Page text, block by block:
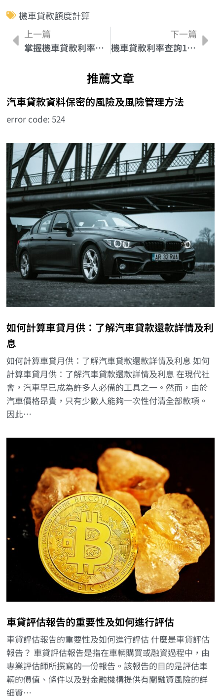
機車貸款額度計算
上一篇
掌握機車貸款利率變動情報：進行明智的比較
下一篇
機車貸款利率查詢101：了解利率對還款金額的影響
推薦文章
汽車貸款資料保密的風險及風險管理方法
error code: 524
如何計算車貸月供：了解汽車貸款還款詳情及利
息
如何計算車貸月供：了解汽車貸款還款詳情及利息 如何
計算車貸月供：了解汽車貸款還款詳情及利息 在現代社
會，汽車早已成為許多人必備的工具之一。然而，由於
汽車價格昂貴，只有少數人能夠一次性付清全部款項。
因此…
車貸評估報告的重要性及如何進行評估
車貸評估報告的重要性及如何進行評估 什麼是車貸評估
報告？ 車貸評估報告是指在車輛購買或融資過程中，由
專業評估師所撰寫的一份報告。該報告的目的是評估車
輛的價值、條件以及對金融機構提供有關融資風險的詳
細資…